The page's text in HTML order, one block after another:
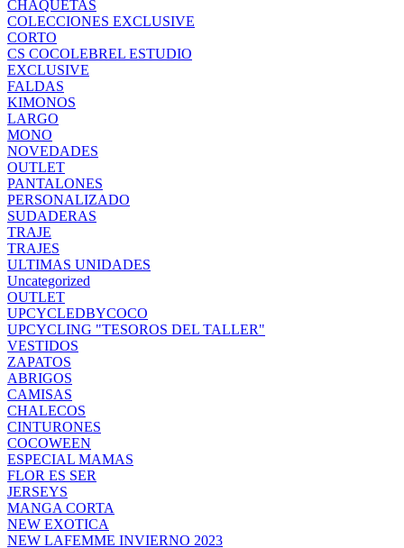
CHAQUETAS
COLECCIONES EXCLUSIVE
CORTO
CS COCOLEBREL ESTUDIO
EXCLUSIVE
FALDAS
KIMONOS
LARGO
MONO
NOVEDADES
OUTLET
PANTALONES
PERSONALIZADO
SUDADERAS
TRAJE
TRAJES
ULTIMAS UNIDADES
Uncategorized
OUTLET
UPCYCLEDBYCOCO
UPCYCLING "TESOROS DEL TALLER"
VESTIDOS
ZAPATOS
ABRIGOS
CAMISAS
CHALECOS
CINTURONES
COCOWEEN
ESPECIAL MAMAS
FLOR ES SER
JERSEYS
MANGA CORTA
NEW EXOTICA
NEW LAFEMME INVIERNO 2023